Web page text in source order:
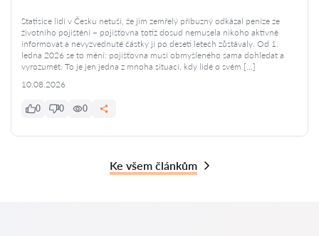
Statisíce lidí v Česku netuší, že jim zemřelý příbuzný odkázal peníze ze
životního pojištění – pojišťovna totiž dosud nemusela nikoho aktivně
informovat a nevyzvednuté částky jí po deseti letech zůstávaly. Od 1.
ledna 2026 se to mění: pojišťovna musí obmyšleného sama dohledat a
vyrozumět. To je jen jedna z mnoha situací, kdy lidé o svém […]
10.08.2026
0 0 0
Ke všem článkům